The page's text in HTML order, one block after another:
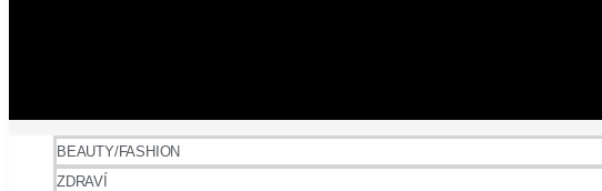
BEAUTY/FASHION
ZDRAVÍ